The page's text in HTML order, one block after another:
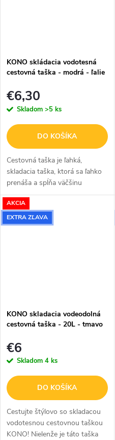
KONO skládacia vodotesná
cestovná taška - modrá - ľalie
€6,30
Skladom >5 ks
DO KOŠÍKA
Cestovná taška je ľahká,
skladacia taška, ktorá sa ľahko
prenáša a spĺňa väčšinu
požiadaviek na príručnú
batožinu. S modrou potlačou
kvetov.
AKCIA
EXTRA ZĽAVA
KONO skladacia vodeodolná
cestovná taška - 20L - tmavo
€6
Skladom 4 ks
DO KOŠÍKA
Cestujte štýlovo so skladacou
vodotesnou cestovnou taškou
KONO! Nielenže je táto taška